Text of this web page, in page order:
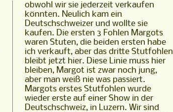
obwohl wir sie jederzeit verkaufen
könnten. Neulich kam ein
Deutschschweizer und wollte sie
kaufen. Die ersten 3 Fohlen Margots
waren Stuten, die beiden ersten habe
ich verkauft, aber das dritte Stutfohlen
bleibt jetzt hier. Diese Linie muss hier
bleiben, Margot ist zwar noch jung,
aber man weiß nie was passiert.
Margots erstes Stutfohlen wurde
wieder erste auf einer Show in der
Deutschschweiz, in Luzern. Wir sind